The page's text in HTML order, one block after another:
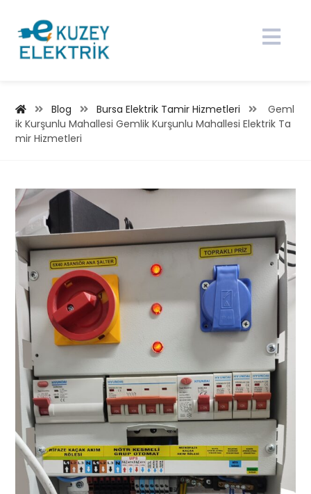
Blog Bursa Elektrik Tamir Hizmetleri
Geml
ik Kurşunlu Mahallesi Gemlik Kurşunlu Mahallesi Elektrik Ta
mir Hizmetleri